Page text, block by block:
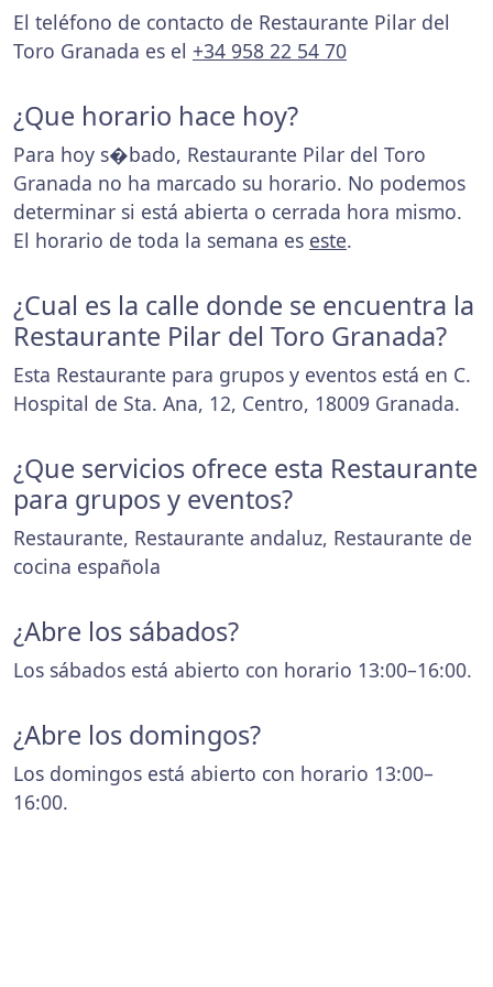
El teléfono de contacto de Restaurante Pilar del
Toro Granada es el +34 958 22 54 70
¿Que horario hace hoy?
Para hoy s�bado, Restaurante Pilar del Toro
Granada no ha marcado su horario. No podemos
determinar si está abierta o cerrada hora mismo.
El horario de toda la semana es este.
¿Cual es la calle donde se encuentra la
Restaurante Pilar del Toro Granada?
Esta Restaurante para grupos y eventos está en C.
Hospital de Sta. Ana, 12, Centro, 18009 Granada.
¿Que servicios ofrece esta Restaurante
para grupos y eventos?
Restaurante, Restaurante andaluz, Restaurante de
cocina española
¿Abre los sábados?
Los sábados está abierto con horario 13:00–16:00.
¿Abre los domingos?
Los domingos está abierto con horario 13:00–
16:00.